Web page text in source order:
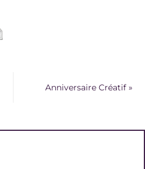
Anniversaire Créatif »